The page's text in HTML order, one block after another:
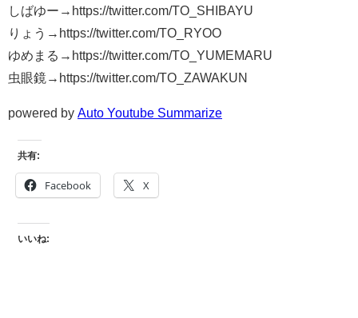
しばゆー→https://twitter.com/TO_SHIBAYU
りょう→https://twitter.com/TO_RYOO
ゆめまる→https://twitter.com/TO_YUMEMARU
虫眼鏡→https://twitter.com/TO_ZAWAKUN
powered by Auto Youtube Summarize
共有:
Facebook X
いいね: